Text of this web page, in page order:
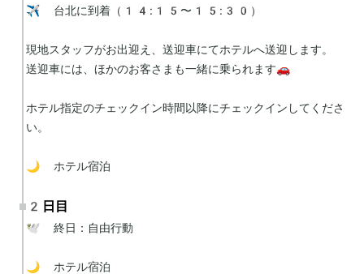
✈️ 台北に到着（14:15〜15:30）
現地スタッフがお出迎え、送迎車にてホテルへ送迎します。
送迎車には、ほかのお客さまも一緒に乗られます🚗
ホテル指定のチェックイン時間以降にチェックインしてくださ
い。
🌙 ホテル宿泊
2日目
🕊 終日：自由行動
🌙 ホテル宿泊